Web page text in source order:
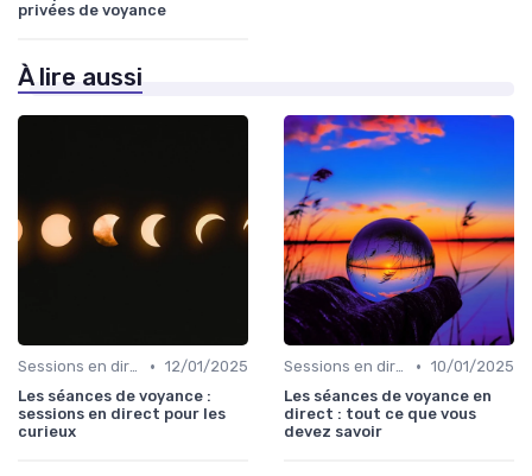
privées de voyance
À lire aussi
Sessions en direct • 12/01/2025
Les séances de voyance :
sessions en direct pour les
curieux
Sessions en direct • 10/01/2025
Les séances de voyance en
direct : tout ce que vous
devez savoir